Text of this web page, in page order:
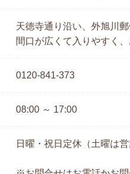
天徳寺通り沿い、外旭川
間口が広くて入りやすく
0120-841-373
08:00 ～ 17:00
日曜・祝日定休（土曜は営